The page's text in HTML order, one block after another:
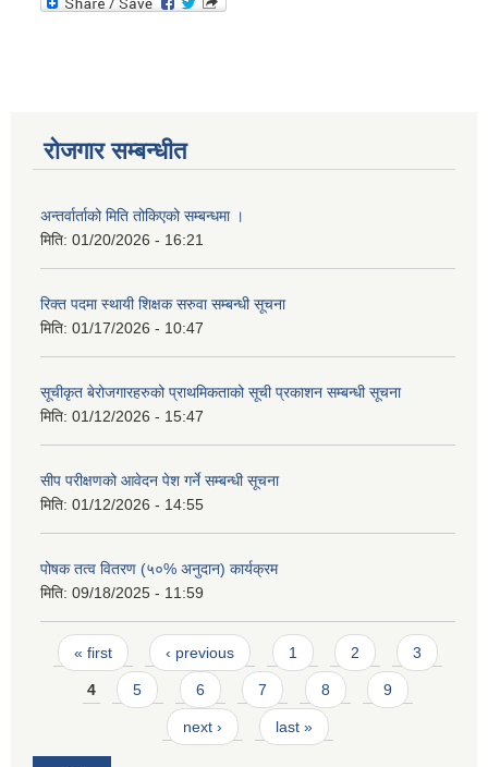
रोजगार सम्बन्धीत
अन्तर्वार्ताको मिति तोकिएको सम्बन्धमा ।
मिति: 01/20/2026 - 16:21
रिक्त पदमा स्थायी शिक्षक सरुवा सम्बन्धी सूचना
मिति: 01/17/2026 - 10:47
सूचीकृत बेरोजगारहरुको प्राथमिकताको सूची प्रकाशन सम्बन्धी सूचना
मिति: 01/12/2026 - 15:47
सीप परीक्षणको आवेदन पेश गर्ने सम्बन्धी सूचना
मिति: 01/12/2026 - 14:55
पोषक तत्व वितरण (५०% अनुदान) कार्यक्रम
मिति: 09/18/2025 - 11:59
Pages
« first ‹ previous 1 2 3
4 5 6 7 8 9
next › last »